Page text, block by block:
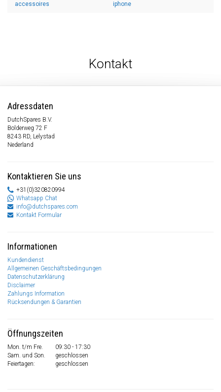
accessoires
iphone
Kontakt
Adressdaten
DutchSpares B.V.
Bolderweg 72 F
8243 RD, Lelystad
Nederland
Kontaktieren Sie uns
+31(0)320820994
Whatsapp Chat
info@dutchspares.com
Kontakt Formular
Informationen
Kundendienst
Allgemeinen Geschäftsbedingungen
Datenschutzerklärung
Disclaimer
Zahlungs Information
Rücksendungen & Garantien
Öffnungszeiten
Mon. t/m Fre.
09:30 - 17:30
Sam. und Son.
geschlossen
Feiertagen:
geschlossen